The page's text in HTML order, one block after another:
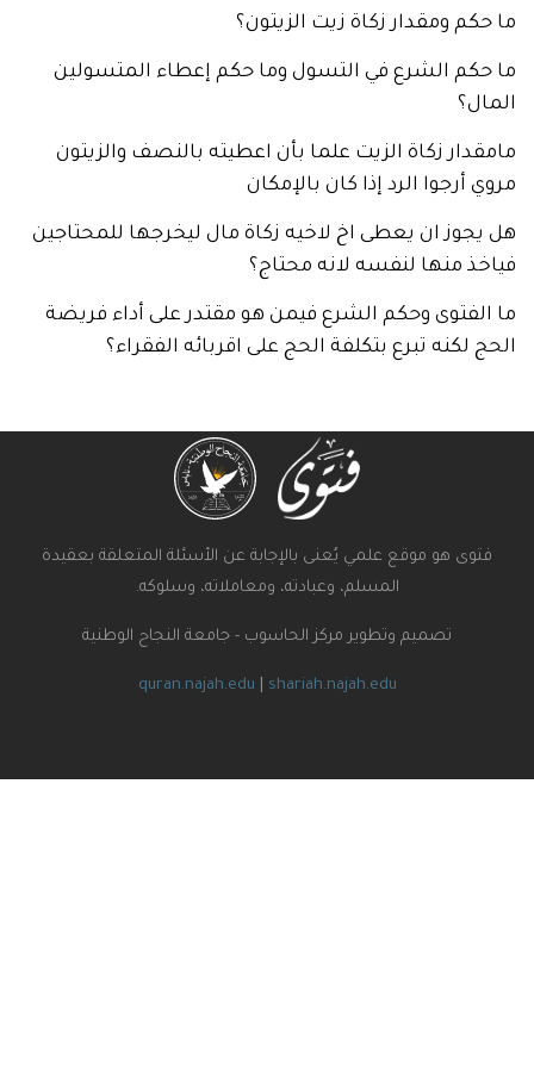
ومقدار زكاة زيت الزيتون؟
الشرع في التسول وما حكم إعطاء المتسولين
زكاة الزيت علما بأن اعطيته بالنصف والزيتون
الرد إذا كان بالإمكان
ان يعطى اخ لاخيه زكاة مال ليخرجها للمحتاجين
منها لنفسه لانه محتاج؟
وحكم الشرع فيمن هو مقتدر على أداء فريضة
تبرع بتكلفة الحج على اقربائه الفقراء؟
هو موقع علمي يُعنى بالإجابة عن الأسئلة المتعلقة بعقيدة
المسلم، وعبادته، ومعاملاته، وسلوكه.
تصميم وتطوير مركز الحاسوب - جامعة النجاح الوطنية
quran.najah.edu|shariah.najah.edu